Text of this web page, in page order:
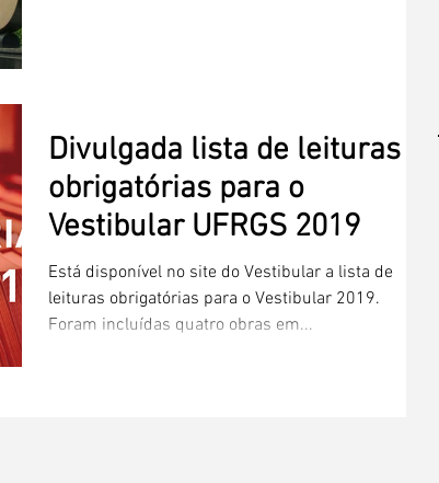
Divulgada lista de leituras
obrigatórias para o
Vestibular UFRGS 2019
Está disponível no site do Vestibular a lista de
leituras obrigatórias para o Vestibular 2019.
Foram incluídas quatro obras em...